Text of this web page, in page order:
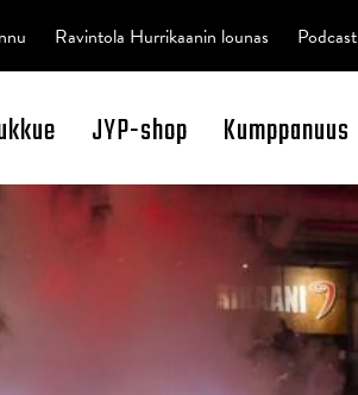
JYP-shop Kumppanuus
Ravintola Hurrikaanin lounas Podcast